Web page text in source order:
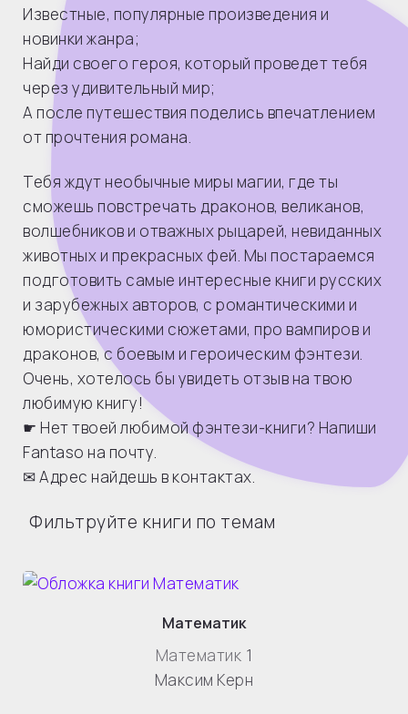
Известные, популярные произведения и
новинки жанра;
Найди своего героя, который проведет тебя
через удивительный мир;
А после путешествия поделись впечатлением
от прочтения романа.
Тебя ждут необычные миры магии, где ты
сможешь повстречать драконов, великанов,
волшебников и отважных рыцарей, невиданных
животных и прекрасных фей. Мы постараемся
подготовить самые интересные книги русских
и зарубежных авторов, с романтическими и
юмористическими сюжетами, про вампиров и
драконов, с боевым и героическим фэнтези.
Очень, хотелось бы увидеть отзыв на твою
любимую книгу!
☛ Нет твоей любимой фэнтези-книги? Напиши
Fantaso на почту.
✉ Адрес найдешь в контактах.
Фильтруйте книги по темам
Математик
Математик 1
Максим Керн